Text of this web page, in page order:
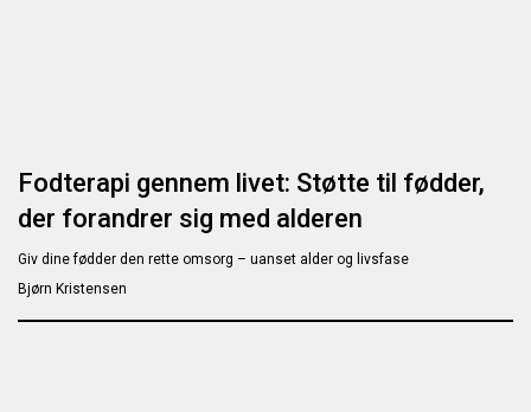
Fodterapi gennem livet: Støtte til fødder,
der forandrer sig med alderen
Giv dine fødder den rette omsorg – uanset alder og livsfase
Bjørn Kristensen